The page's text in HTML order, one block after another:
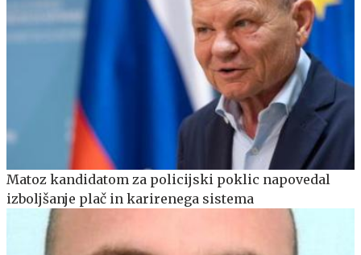
Matoz kandidatom za policijski poklic napovedal
izboljšanje plač in karirenega sistema